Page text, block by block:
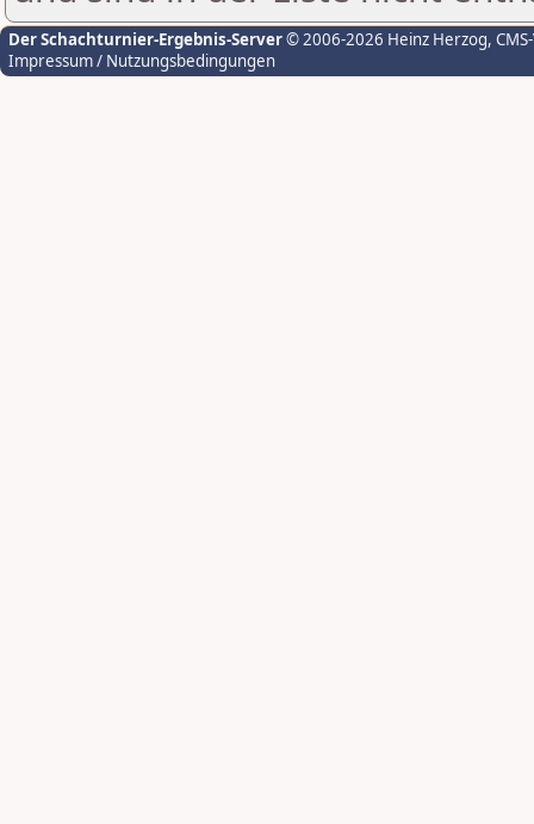
Der Schachturnier-Ergebnis-Server© 2006-2026 Heinz Herzog,
Impressum / Nutzungsbedingungen